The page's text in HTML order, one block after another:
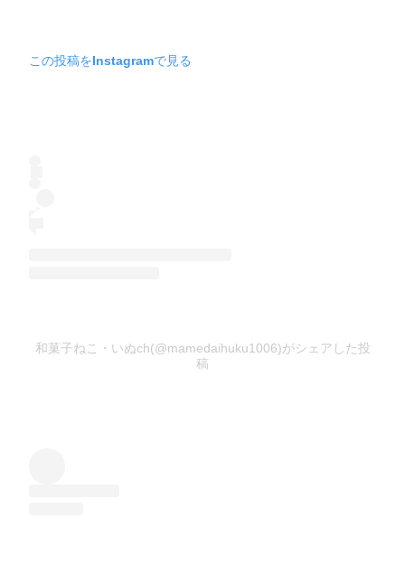
この投稿をInstagramで見る
和菓子ねこ・いぬch(@mamedaihuku1006)がシェアした投
稿